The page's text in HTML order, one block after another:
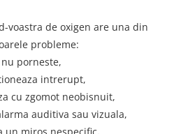
voastra de oxigen are una din
probleme:
nu porneste,
intrerupt,
cu zgomot neobisnuit,
auditiva sau vizuala,